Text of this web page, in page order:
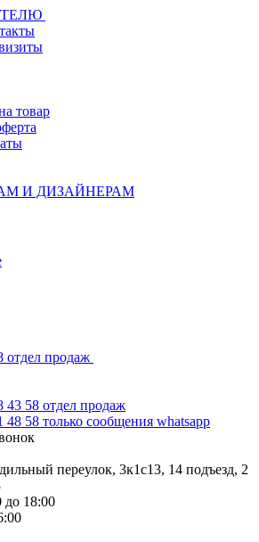
товар
И ДИЗАЙНЕРАМ
отдел продаж
43 58 отдел продаж
48 58 только сообщения whatsapp
переулок, 3к1с13, 14 подъезд, 2
до 18:00